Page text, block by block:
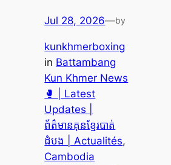
Jul 28, 2026—by
kunkhmerboxing
in Battambang
Kun Khmer News
🥊 | Latest
Updates |
ព័ត៌មានគុនខ្មែរបាត់
ដំបង | Actualités
Cambodia